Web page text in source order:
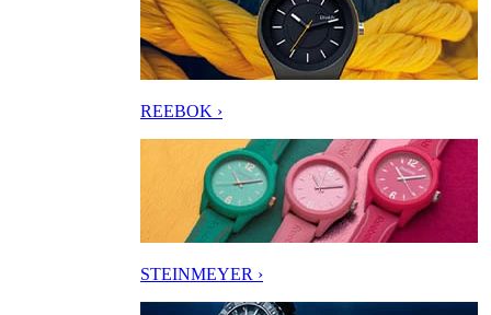
REEBOK ›
STEINMEYER ›